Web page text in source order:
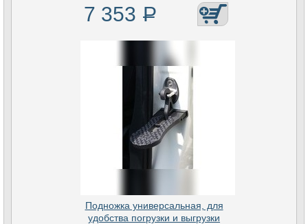
7 353 Р
Подножка универсальная, для
удобства погрузки и выгрузки